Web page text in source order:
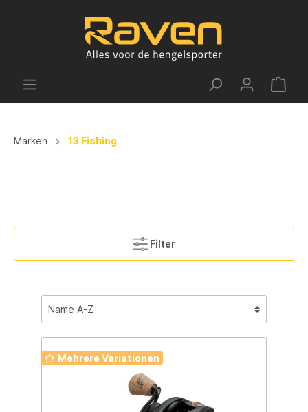
Marken 13 Fishing
Filter
Mehrere Variationen